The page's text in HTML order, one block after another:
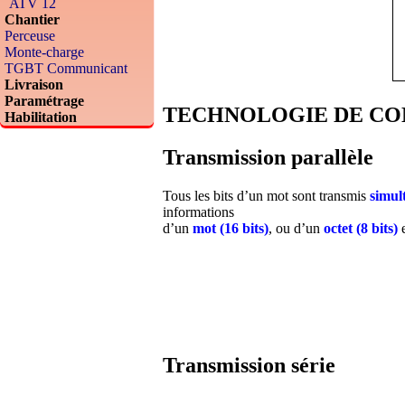
ATV 12
Chantier
Perceuse
Monte-charge
TGBT Communicant
Livraison
Paramétrage
Habilitation
TECHNOLOGIE DE
Transmission parallèle
Tous les bits d’un mot sont transmis
informations
d’un mot (16 bits), ou d’un octet (8 bits)
Transmission série